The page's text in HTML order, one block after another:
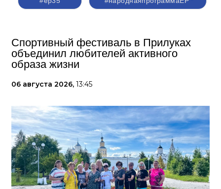
Спортивный фестиваль в Прилуках
объединил любителей активного
образа жизни
06 августа 2026, 13:45